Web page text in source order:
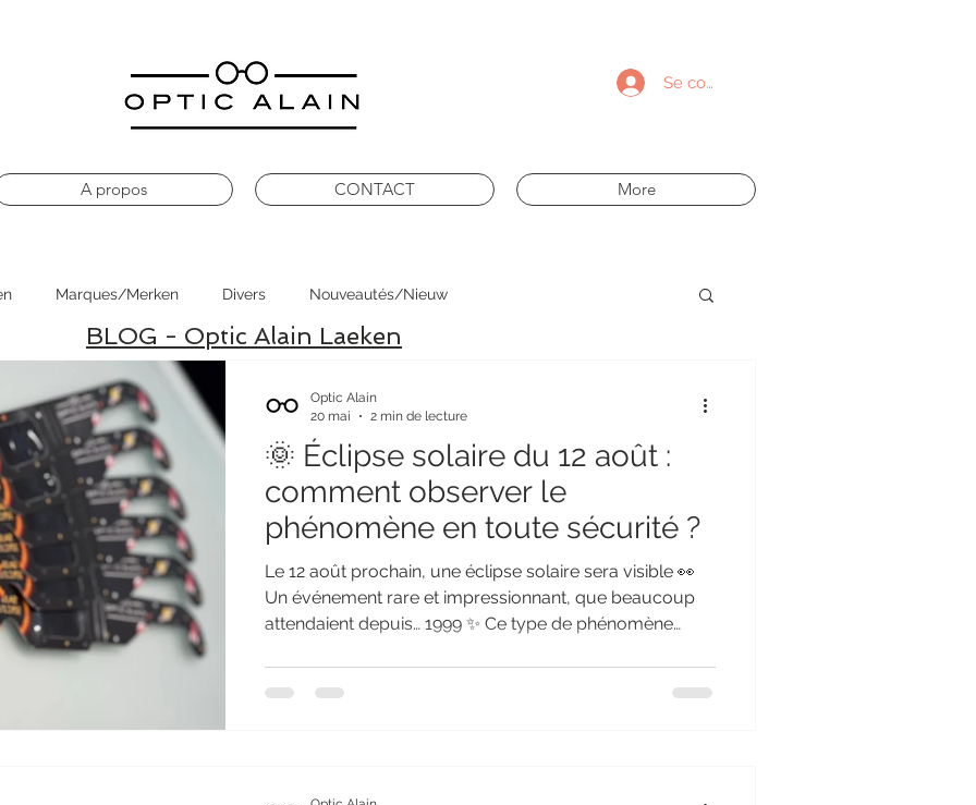
Se connecter
A propos CONTACT More
Marques/Merken Divers Nouveautés/Nieuw
🌞 Éclipse solaire du 12 août :
comment observer le
phénomène en toute sécurité ?
Le 12 août prochain, une éclipse solaire sera visible 👀
Un événement rare et impressionnant, que beaucoup
attendaient depuis… 1999 ✨ Ce type de phénomène
observer une éclipse solaire sans protection adaptée
Optic Alain
20 mai
2 min de lecture
BLOG - Optic Alain Laeken